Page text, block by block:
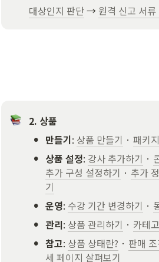
대상인지 판단 → 원격 신고 서
2. 상품
• 만들기: 상품 만들기 · 패키
• 상품 설정: 강사 추가하기 ·
추가 구성 설정하기 · 추가
기
• 운영: 수강 기간 변경하기 ·
• 관리: 상품 관리하기 · 카테
• 참고: 상품 상태란? · 판매
세 페이지 살펴보기